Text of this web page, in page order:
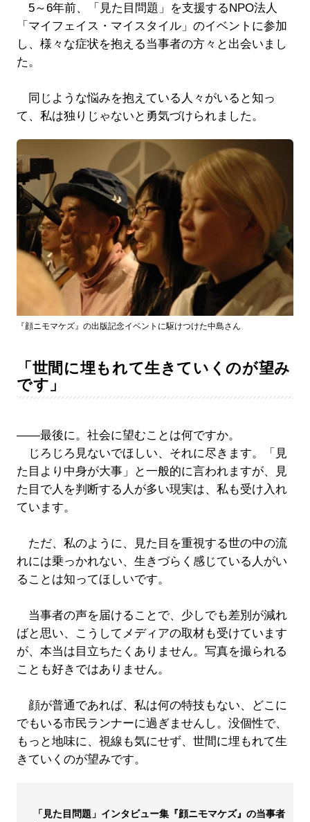
5～6年前、「見た目問題」を支援するNPO法人
「マイフェイス・マイスタイル」のイベントに参加
し、様々な症状を抱える当事者の方々と出会いまし
た。
同じような悩みを抱えている人々がいると知っ
て、私は独りじゃないと勇気づけられました。
『顔ニモマケズ』の出版記念イベントに駆けつけた中島さん
「世間に埋もれて生きていくのが望み
です」
――最後に。社会に望むことは何ですか。
じろじろ見ないでほしい、それに尽きます。「見
た目より中身が大事」と一般的に言われますが、見
た目で人を判断する人が多い現実は、私も受け入れ
ています。
ただ、私のように、見た目を重視する世の中の流
れには乗っかれない、生きづらく感じている人がい
ることは知ってほしいです。
当事者の声を届けることで、少しでも差別が減れ
ばと思い、こうしてメディアの取材も受けています
が、本当は目立ちたくありません。写真を撮られる
ことも好きではありません。
顔が普通であれば、私は何の特技もない、どこに
でもいる市民ランナーに過ぎませんし。没個性で、
もっと地味に、視線も気にせず、世間に埋もれて生
きていくのが望みです。
「見た目問題」インタビュー集『顔ニモマケズ』の当事者